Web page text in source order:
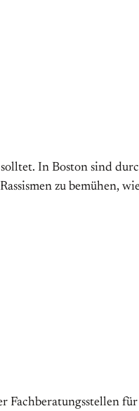
In Boston sind
zu bemühen,
Fachberatungsstellen